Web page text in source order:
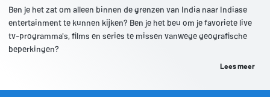
Ben je het zat om alleen binnen de grenzen van India naar Indiase
entertainment te kunnen kijken? Ben je het beu om je favoriete live
tv-programma's, films en series te missen vanwege geografische
beperkingen?
Lees meer